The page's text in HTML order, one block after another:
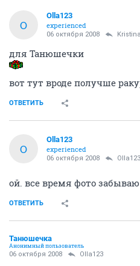
O
Olla123
experienced
06 октября 2008 Kristina
для Танюшечки
вот тут вроде получше
ОТВЕТИТЬ
O
Olla123
experienced
06 октября 2008 Olla123
ой. все время фото
ОТВЕТИТЬ
Танюшечка
Анонимный пользователь
06 октября 2008 Olla123